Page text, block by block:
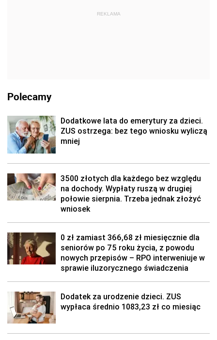
REKLAMA
Polecamy
Dodatkowe lata do emerytury za dzieci.
ZUS ostrzega: bez tego wniosku wyliczą
mniej
3500 złotych dla każdego bez względu
na dochody. Wypłaty ruszą w drugiej
połowie sierpnia. Trzeba jednak złożyć
wniosek
0 zł zamiast 366,68 zł miesięcznie dla
seniorów po 75 roku życia, z powodu
nowych przepisów – RPO interweniuje w
sprawie iluzorycznego świadczenia
Dodatek za urodzenie dzieci. ZUS
wypłaca średnio 1083,23 zł co miesiąc